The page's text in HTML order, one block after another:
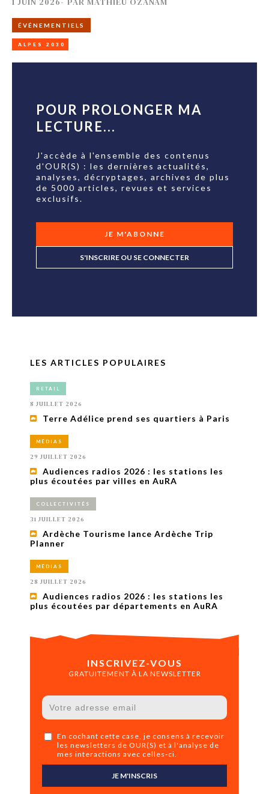
ÉVÉNEMENTIELS
ALPES 2030
POUR PROLONGER MA
LECTURE...
J'accède à l'ensemble des contenus
d'OUR(S) : les dernières actualités,
analyses, décryptages, archives de plus
de 5000 articles, revues et services
exclusifs.
JE M'ABONNE
S'INSCRIRE OU SE CONNECTER
LES ARTICLES POPULAIRES
RETAIL
8 JUILLET 2026
Terre Adélice prend ses quartiers à Paris
MÉDIAS
29 JUILLET 2026
Audiences radios 2026 : les stations les
plus écoutées par villes en AuRA
COLLECTIVITÉS
31 JUILLET 2026
Ardèche Tourisme lance Ardèche Trip
Planner
MÉDIAS
28 JUILLET 2026
Audiences radios 2026 : les stations les
plus écoutées par départements en AuRA
INSCRIVEZ-VOUS
GRATUITEMENT À LA NEWSLETTER
En cochant cette case, je consens à recevoir
les newsletters de OUR(S) et à l'analyse de
mes interactions avec celles-ci.
JE M'INSCRIS